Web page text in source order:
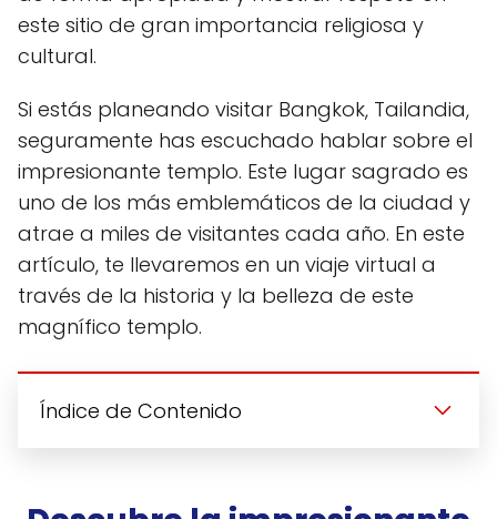
este sitio de gran importancia religiosa y
cultural.
Si estás planeando visitar Bangkok, Tailandia,
seguramente has escuchado hablar sobre el
impresionante templo. Este lugar sagrado es
uno de los más emblemáticos de la ciudad y
atrae a miles de visitantes cada año. En este
artículo, te llevaremos en un viaje virtual a
través de la historia y la belleza de este
magnífico templo.
Índice de Contenido